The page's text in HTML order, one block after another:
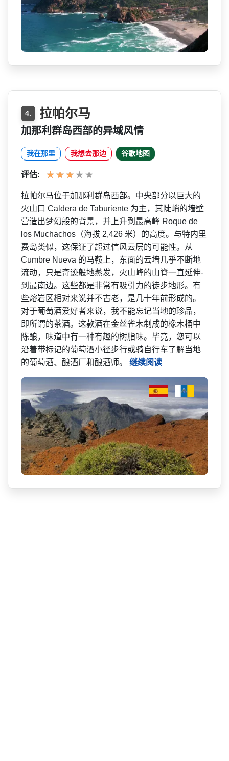
4. 拉帕尔马
加那利群岛西部的异域风情
我在那里 我想去那边 谷歌地图
评估:
拉帕尔马位于加那利群岛西部­。中央部分以巨大的
火山口 Caldera de Taburiente 为主，其陡峭的墙壁
营造出梦­幻般的背景，并上升到最高峰 Roque de
los Muchachos（海拔 2,426 米）的高度。与特内里
费岛类­似，这保证了超过信风云层的可能性。从
Cumbre Nueva 的马鞍上，东面的云墙几乎不­断地
流动，只是奇迹般地蒸发，火山峰的山脊一直延伸­
到最南边。这些都是非常有吸引力的徒步地形。有
些熔­岩区相对来说并不古老，是几十年前形成的。
对于葡萄­酒爱好者来说，我不能忘记当地的珍品，
即所谓的茶酒­。这款酒在金丝雀木制成的橡木桶中
陈酿，味道中有一­种有趣的树脂味。毕竟，您可以
沿着带标记的葡萄酒小­径步行或骑自行车了解当地
的葡萄酒、酿酒厂和酿酒师。 继续阅读